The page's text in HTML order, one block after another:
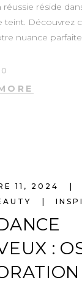
réussie réside
teint. Découvrez
nuance parfaite
0
11, 2024
: